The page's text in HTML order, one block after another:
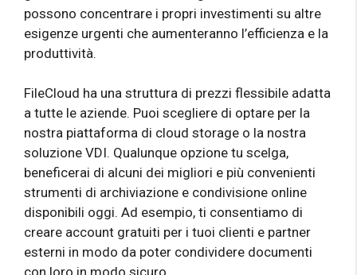
possono concentrare i propri investimenti su altre
esigenze urgenti che aumenteranno l’efficienza e la
produttività.
FileCloud ha una struttura di prezzi flessibile adatta
a tutte le aziende. Puoi scegliere di optare per la
nostra piattaforma di cloud storage o la nostra
soluzione VDI. Qualunque opzione tu scelga,
beneficerai di alcuni dei migliori e più convenienti
strumenti di archiviazione e condivisione online
disponibili oggi. Ad esempio, ti consentiamo di
creare account gratuiti per i tuoi clienti e partner
esterni in modo da poter condividere documenti